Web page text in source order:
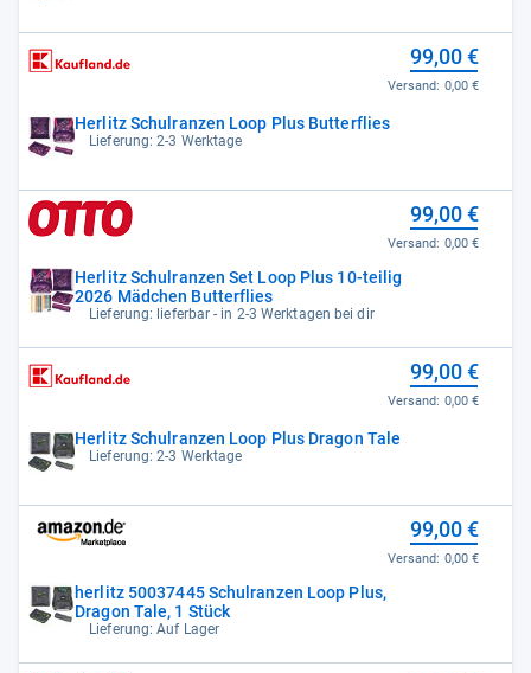
Herlitz Schulranzen Loop Plus Butterflies
Lieferung: 2-3 Werktage
99,00 €
Versand: 0,00 €
Herlitz Schulranzen Set Loop Plus 10-teilig
2026 Mädchen Butterflies
Lieferung: lieferbar - in 2-3 Werktagen bei dir
99,00 €
Versand: 0,00 €
Herlitz Schulranzen Loop Plus Dragon Tale
Lieferung: 2-3 Werktage
99,00 €
Versand: 0,00 €
herlitz 50037445 Schulranzen Loop Plus,
Dragon Tale, 1 Stück
Lieferung: Auf Lager
99,00 €
Versand: 0,00 €